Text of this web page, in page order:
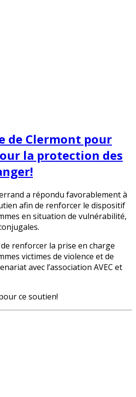
de Clermont pour
la protection des
a répondu favorablement à
afin de renforcer le dispositif
en situation de vulnérabilité,
renforcer la prise en charge
victimes de violence et de
avec l’association AVEC et
ce soutien!